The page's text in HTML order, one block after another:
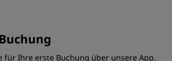
für Ihre erste Buchung über unsere App.